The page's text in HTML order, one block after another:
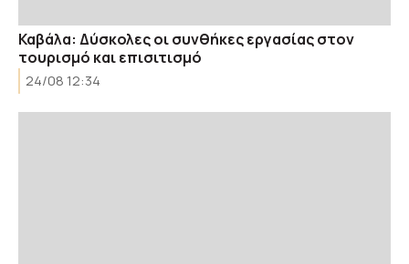
Καβάλα: Δύσκολες οι συνθήκες εργασίας στον
τουρισμό και επισιτισμό
24/08 12:34